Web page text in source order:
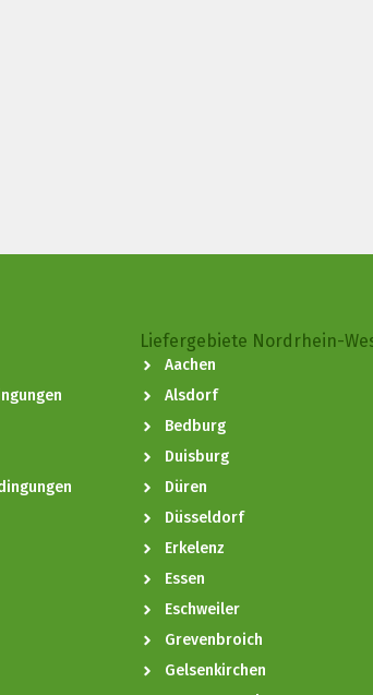
Liefergebiete Nordrhein-
Aachen
Alsdorf
Bedburg
Duisburg
Düren
Düsseldorf
Erkelenz
Essen
Eschweiler
Grevenbroich
Gelsenkirchen